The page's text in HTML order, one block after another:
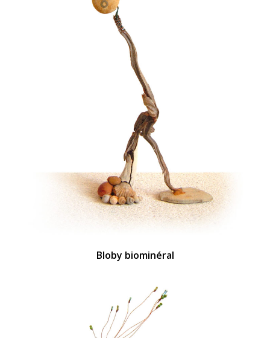
Bloby biominéral